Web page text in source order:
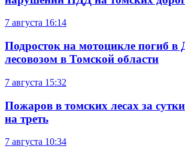
7 августа 16:14
Подросток на мотоцикле погиб в
лесовозом в Томской области
7 августа 15:32
Пожаров в томских лесах за
на треть
7 августа 10:34